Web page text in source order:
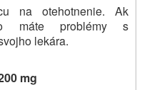
na otehotnenie. Ak
máte problémy s
lekára.
mg